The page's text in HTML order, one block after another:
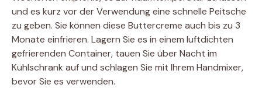
und es kurz vor der Verwendung eine schnelle Peitsche
zu geben. Sie können diese Buttercreme auch bis zu 3
Monate einfrieren. Lagern Sie es in einem luftdichten
gefrierenden Container, tauen Sie über Nacht im
Kühlschrank auf und schlagen Sie mit Ihrem Handmixer,
bevor Sie es verwenden.